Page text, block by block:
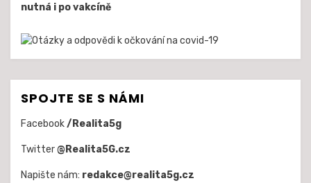
nutná i po vakcíně
SPOJTE SE S NÁMI
Facebook/Realita5g
Twitter@Realita5G.cz
Napište nám: redakce@realita5g.cz